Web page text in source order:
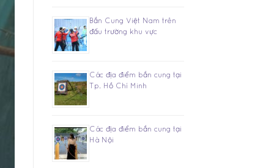
Bắn Cung Việt Nam trên
đấu trường khu vực
Các địa điểm bắn cung tại
Tp. Hồ Chí Minh
Các địa điểm bắn cung tại
Hà Nội